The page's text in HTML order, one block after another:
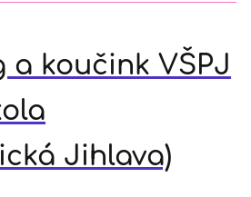
a koučink VŠPJ
Jihlava)